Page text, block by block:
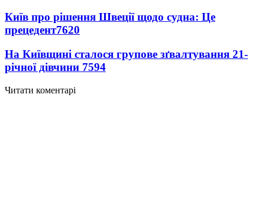
Київ про рішення Швеції щодо судна: Це
прецедент7620
На Київщині сталося групове зґвалтування 21-
річної дівчини 7594
Читати коментарі